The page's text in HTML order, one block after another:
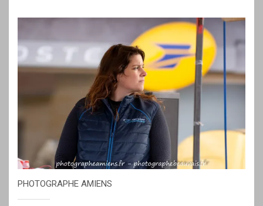
PHOTOGRAPHE AMIENS